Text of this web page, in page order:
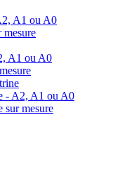
A1 ou A0
mesure
A1 ou A0
- A2, A1 ou A0
sur mesure